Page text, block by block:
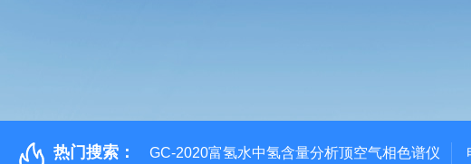
热门搜索： GC-2020富氢水中氢含量分析顶空气相色谱仪